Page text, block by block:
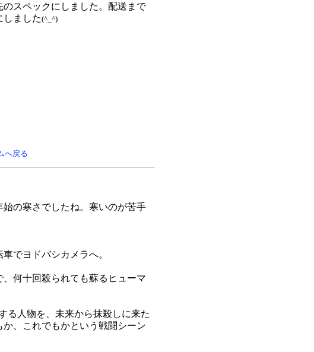
スペックにしました。配送まで
しました(^_^)
へ戻る
の寒さでしたね。寒いのが苦手
でヨドバシカメラへ。
何十回殺られても蘇るヒューマ
る人物を、未来から抹殺しに来た
、これでもかという戦闘シーン